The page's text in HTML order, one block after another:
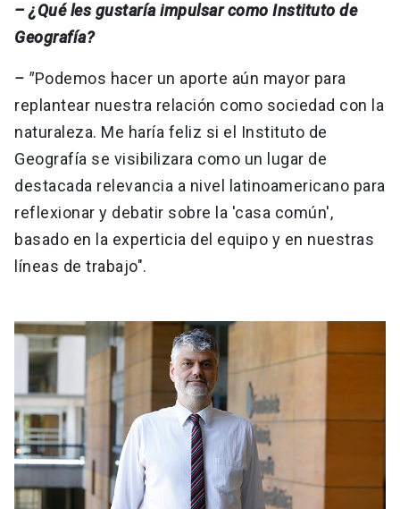
– ¿Qué les gustaría impulsar como Instituto de
Geografía?
– "Podemos hacer un aporte aún mayor para
replantear nuestra relación como sociedad con la
naturaleza. Me haría feliz si el Instituto de
Geografía se visibilizara como un lugar de
destacada relevancia a nivel latinoamericano para
reflexionar y debatir sobre la 'casa común',
basado en la experticia del equipo y en nuestras
líneas de trabajo".